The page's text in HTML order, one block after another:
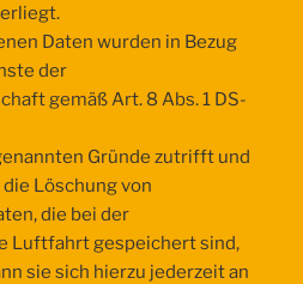
Daten wurden in Bezug
der
gemäß Art. 8 Abs. 1 DS-
Gründe zutrifft und
Löschung von
die bei der
Luftfahrt gespeichert sind,
sie sich hierzu jederzeit an